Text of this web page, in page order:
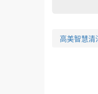
高美智慧清